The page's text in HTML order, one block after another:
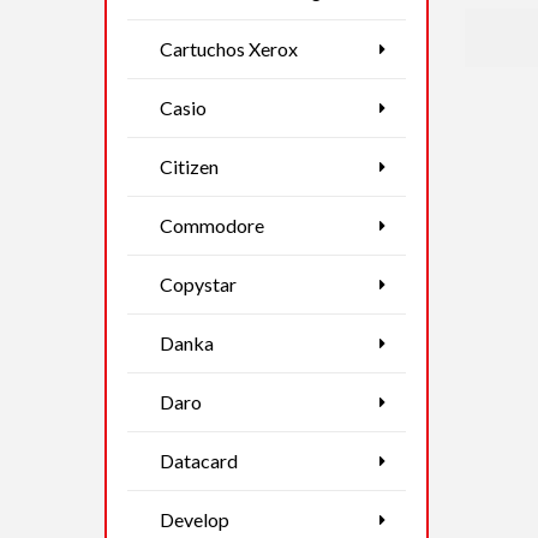
Cartuchos Xerox
Casio
Citizen
Commodore
Copystar
Danka
Daro
Datacard
Develop